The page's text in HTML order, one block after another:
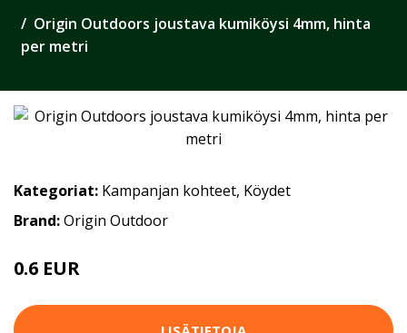
Origin Outdoors joustava kumiköysi 4mm, hinta
per metri
Kategoriat: Kampanjan kohteet, Köydet
Brand:Origin Outdoor
0.6 EUR